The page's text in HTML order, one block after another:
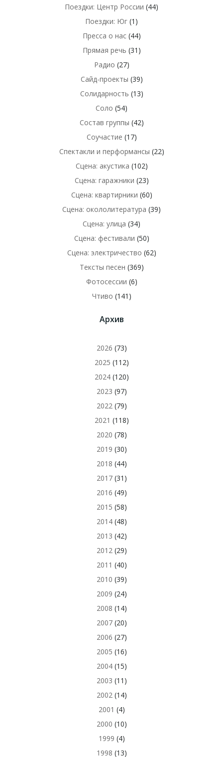
Поездки: Центр России (44)
Поездки: Юг (1)
Пресса о нас(44)
Прямая речь (31)
Радио (27)
Сайд-проекты (39)
Солидарность (13)
Соло (54)
Состав группы (42)
Соучастие (17)
Спектакли и перформансы (22)
Сцена: акустика (102)
Сцена: гаражники (23)
Сцена: квартирники (60)
Сцена: окололитература (39)
Сцена: улица (34)
Сцена: фестивали (50)
Сцена: электричество (62)
Тексты песен (369)
Фотосессии (6)
Чтиво (141)
Архив
2026 (73)
2025 (112)
2024(120)
2023 (97)
2022(79)
2021 (118)
2020 (78)
2019 (30)
2018 (44)
2017(31)
2016 (49)
2015 (58)
2014(48)
2013 (42)
2012(29)
2011 (40)
2010 (39)
2009 (24)
2008 (14)
2007(20)
2006 (27)
2005 (16)
2004(15)
2003 (11)
2002(14)
2001 (4)
2000 (10)
1999 (4)
1998 (13)